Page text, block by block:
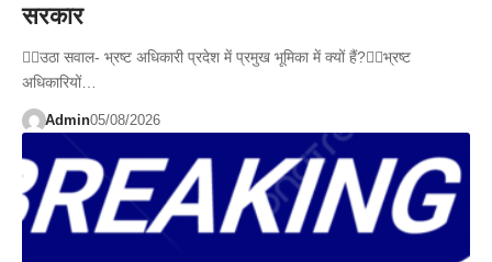
सरकार
👉🏻उठा सवाल- भ्रष्ट अधिकारी प्रदेश में प्रमुख भूमिका में क्यों हैं?👉🏻भ्रष्ट
अधिकारियों…
Admin05/08/2026